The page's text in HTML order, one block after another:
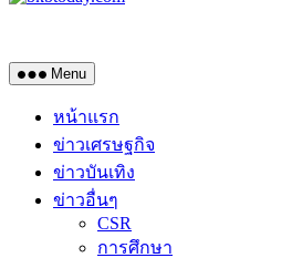
Menu
หน้าแรก
ข่าวเศรษฐกิจ
ข่าวบันเทิง
ข่าวอื่นๆ
CSR
การศึกษา